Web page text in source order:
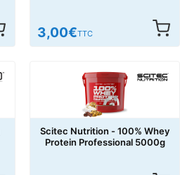
3,00€TTC
Scitec Nutrition - 100% Whey
Protein Professional 5000g